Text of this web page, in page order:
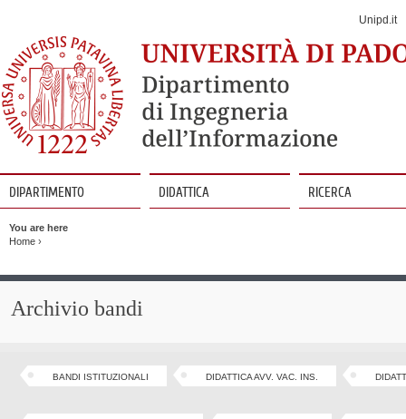
Unipd.it
DIPARTIMENTO DIDATTICA RICERCA
contenuto
You are here
Home ›
Archivio bandi
BANDI ISTITUZIONALI DIDATTICA AVV. VAC. INS.